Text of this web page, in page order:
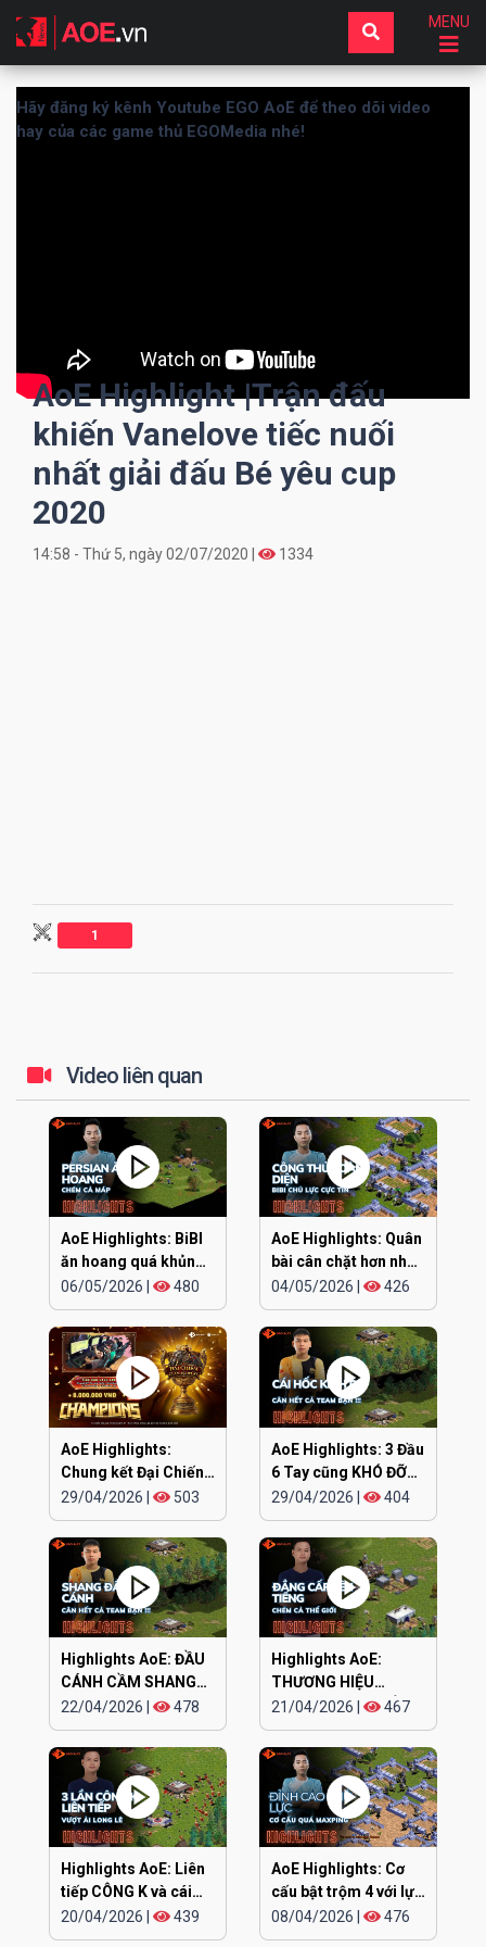
MENU
Hãy đăng ký kênh Youtube EGO AoE để theo dõi video
hay của các game thủ EGOMedia nhé!
AoE Highlight |Trận đấu
khiến Vanelove tiếc nuối
nhất giải đấu Bé yêu cup
2020
14:58 - Thứ 5, ngày 02/07/2020 | 1334
1
Video liên quan
AoE Highlights: BiBI
ăn hoang quá khủng
khiếp
06/05/2026 480
AoE Highlights: Quân
bài cân chặt hơn nhau
ở đúng cái đầu
04/05/2026 426
AoE Highlights:
Chung kết Đại Chiến
Clan EGOPLAY
29/04/2026 503
AoE Highlights: 3 Đầu
6 Tay cũng KHÓ ĐỠ
TRẬN NÀY
29/04/2026 404
Highlights AoE: ĐẦU
CÁNH CẦM SHANG
KAMACHI cân hết
22/04/2026 478
Highlights AoE:
THƯƠNG HIỆU
CHIPBOY CHÓ ĐIÊN
lên tiếng
21/04/2026 467
Highlights AoE: Liên
tiếp CÔNG K và cái
kết
20/04/2026 439
AoE Highlights: Cơ
cấu bật trộm 4 với lực
siêu khỏe
08/04/2026 476